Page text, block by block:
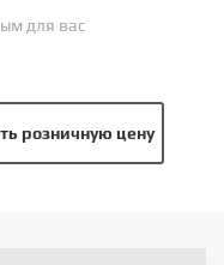
для вас
розничную цену